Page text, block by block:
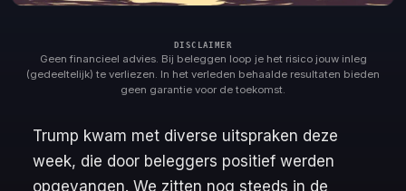
Geen financieel advies. Bij beleggen loop je het risico jouw inleg
(gedeeltelijk) te verliezen. In het verleden behaalde resultaten bieden
geen garantie voor de toekomst.
Trump kwam met diverse uitspraken deze
week, die door beleggers positief werden
opgevangen. We zitten nog steeds in de